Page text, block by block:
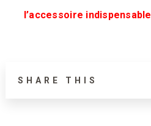
l’accessoire indispensable
SHARE THIS